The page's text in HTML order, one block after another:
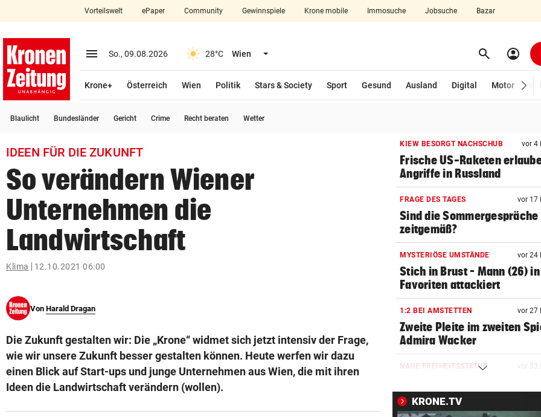
closeSchließen
account_circle Anmelden
arrow_right
search
Suchbegriff
eingeben
Muthgasse 2, 1190 Wien
Vorteilswelt ePaper Community Gewinnspiele Krone mobile Immosuche Jobsuche Bazar
menu Menü aufklappen
So., 09.08.2026 28°C Wien Menü aufklappen search Suchen
account_circle
Krone+ Österreich Wien Politik Stars & Society Sport Gesund Ausland Digital Motor
Blaulicht Bundesländer Gericht Crime Recht beraten Wetter
IDEEN FÜR DIE ZUKUNFT
So verändern Wiener
Unternehmen die
Landwirtschaft
Klima 12.10.2021 06:00
Von Harald Dragan
Die Zukunft gestalten wir: Die „Krone“ widmet sich jetzt intensiv der Frage,
wie wir unsere Zukunft besser gestalten können. Heute werfen wir dazu
einen Blick auf Start-ups und junge Unternehmen aus Wien, die mit ihren
Ideen die Landwirtschaft verändern (wollen).
KIEW BESORGT NACHSCHUB vor 4
Frische US-Raketen
Angriffe in Russland
FRAGE DES TAGES vor 17
Sind die Sommergespräche
zeitgemäß?
MYSTERIÖSE UMSTÄNDE vor 24
Stich in Brust – Mann (26) in
Favoriten attackiert
1:2 BEI AMSTETTEN vor 27
Zweite Pleite im zweiten
Admira Wacker
NAHE FREIHEITSSTATUE vor 33
Frau und Säugling tot
KRONE.TV